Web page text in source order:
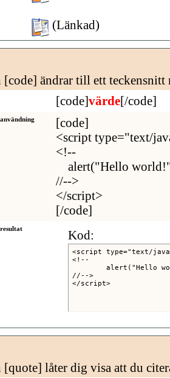
(Länkad)
[code] ändrar till ett teckensnitt
[code]värde[/code]
[code]
<script type="text/
<!--
alert("Hello
//-->
</script>
[/code]
Kod:
<script type="text/
<!--
//-->
</script>
[quote] låter dig visa att du